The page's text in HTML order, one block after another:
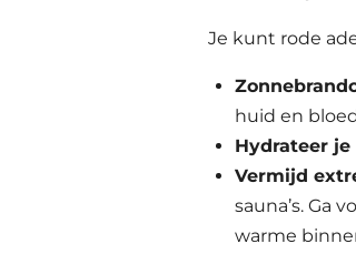
Je kunt rode
huid en
Hydrateer je
Vermijd
sauna’s. Ga
warme